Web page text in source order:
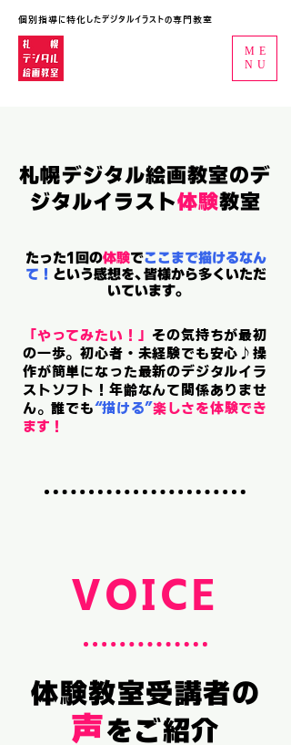
ME
NU
個別指導に特化したデジタルイラストの専門教室
札幌デジタル絵画教室のデ
ジタルイラスト体験教室
たった1回の体験でここまで描けるなん
て！ という感想を、皆様から多くいただ
いています。
「やってみたい！」 その気持ちが最初
の一歩。初心者・未経験でも安心♪操
作が簡単になった最新のデジタルイラ
ストソフト！年齢なんて関係ありませ
ん。誰でも“描ける”楽しさを体験でき
ます！
VOICE
体験教室受講者の
声をご紹介